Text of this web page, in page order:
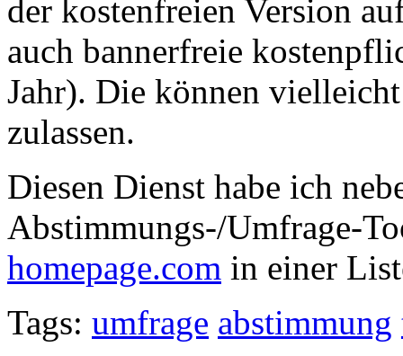
der kostenfreien Version
auch bannerfreie
Jahr). Die können
zulassen.
Diesen Dienst habe ich
Abstimmungs-/Umfrage-
homepage.com in einer
Tags: umfrage abstimmung